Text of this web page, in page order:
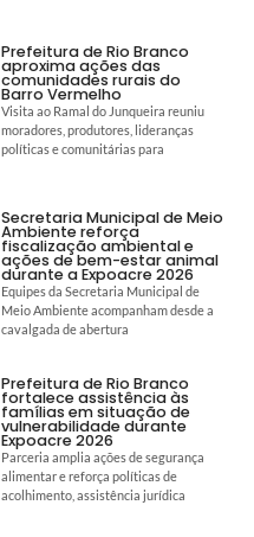
Prefeitura de Rio Branco
aproxima ações das
comunidades rurais do
Barro Vermelho
Visita ao Ramal do Junqueira reuniu
moradores, produtores, lideranças
políticas e comunitárias para
Secretaria Municipal de Meio
Ambiente reforça
fiscalização ambiental e
ações de bem-estar animal
durante a Expoacre 2026
Equipes da Secretaria Municipal de
Meio Ambiente acompanham desde a
cavalgada de abertura
Prefeitura de Rio Branco
fortalece assistência às
famílias em situação de
vulnerabilidade durante
Expoacre 2026
Parceria amplia ações de segurança
alimentar e reforça políticas de
acolhimento, assistência jurídica